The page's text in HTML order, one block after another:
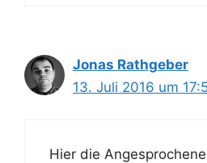
Jonas Rathgeber
13. Juli 2016 um
Hier die